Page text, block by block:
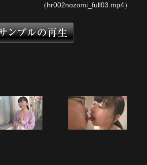
（hr002nozomi_full03.mp4）